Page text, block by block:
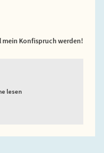
mein Konfispruch werden!
lesen